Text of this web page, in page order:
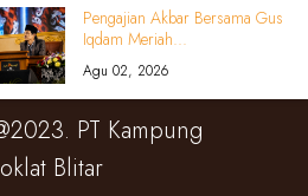
Pengajian Akbar Bersama Gus
Iqdam Meriah...
Agu 02, 2026
PT Kampung
Blitar